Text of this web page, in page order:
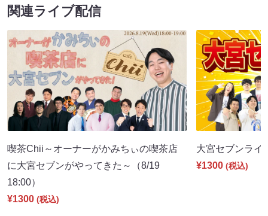
関連ライブ配信
喫茶Chii～オーナーがかみちぃの喫茶店
に大宮セブンがやってきた～（8/19
18:00）
¥1300 (税込)
大宮セブンラ
¥1300 (税込)